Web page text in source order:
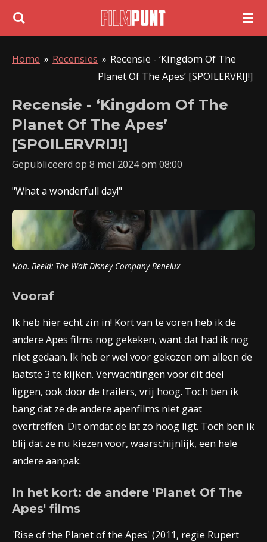
Ga
deHome » Recensies » Recensie - ‘Kingdom Of The
Planet Of The Apes’ [SPOILERVRIJ!]
Recensie - ‘Kingdom Of The
Planet Of The Apes’
[SPOILERVRIJ!]
Gepubliceerd op 8 mei 2024 om 08:00
"What a wonderfull day!"
Noa. Beeld: The Walt Disney Company Benelux
Vooraf
Ik heb hier echt zin in! Kort van te voren heb ik de
andere Apes films nog gekeken, want dat had ik nog
niet gedaan. Ik heb er wel voor gekozen om alleen de
laatste 3 te kijken. Verwachtingen voor dit deel
liggen, ook door de trailers, vrij hoog. Toch ben ik
bang dat ze de andere apenfilms niet gaat
overtreffen. Dit omdat de lat zo hoog ligt. Toch ben ik
blij dat ze nu kiezen voor, waarschijnlijk, een hele
andere aanpak.
In het kort: de andere 'Planet Of The
Apes' films
'Rise of the Planet of the Apes' (2011, regie Rupert